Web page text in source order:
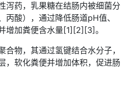
泻药，乳果糖在结肠内被细菌分
丙酸），通过降低肠道pH值、
增加粪便含水量[1][2][3]。
物，其通过氢键结合水分子，
，软化粪便并增加体积，促进肠